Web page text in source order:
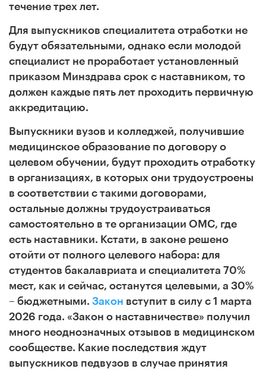
течение трех лет.
Для выпускников специалитета отработки не
будут обязательными, однако если молодой
специалист не проработает установленный
приказом Минздрава срок с наставником, то
должен каждые пять лет проходить первичную
аккредитацию.
Выпускники вузов и колледжей, получившие
медицинское образование по договору о
целевом обучении, будут проходить отработку
в организациях, в которых они трудоустроены
в соответствии с такими договорами,
остальные должны трудоустраиваться
самостоятельно в те организации ОМС, где
есть наставники. Кстати, в законе решено
отойти от полного целевого набора: для
студентов бакалавриата и специалитета 70%
мест, как и сейчас, останутся целевыми, а 30%
– бюджетными. Закон вступит в силу с 1 марта
2026 года. «Закон о наставничестве» получил
много неоднозначных отзывов в медицинском
сообществе. Какие последствия ждут
выпускников педвузов в случае принятия